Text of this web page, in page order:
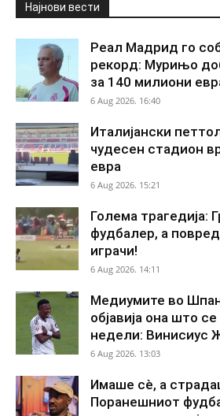
Најнови вести
Реал Мадрид го
рекорд: Мурињо
за 140 милиони
6 Aug 2026. 16:40
Италијански
чудесен стадион
евра
6 Aug 2026. 15:21
Голема трагедија:
фудбалер, а
играчи!
6 Aug 2026. 14:11
Медиумите во
објавија она што
недели: Винисиус
6 Aug 2026. 13:03
Имаше сè, а
Поранешниот